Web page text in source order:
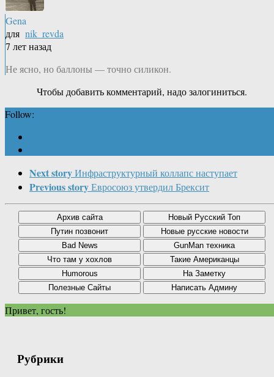
Gena
для nik_revda
7 лет назад
Не ясно, но баллоны — точно силикон.
Чтобы добавить комментарий, надо залогиниться.
Follow:
Next storyИнфраструктурный коллапс наступает
Previous storyЕвросоюз утвердил Брексит
Привет, гость!
Рубрики